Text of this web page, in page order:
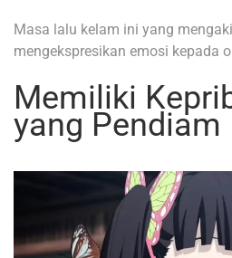
Masa lalu kelam ini yang
mengekspresikan emosi kepada
Memiliki
yang Pendiam